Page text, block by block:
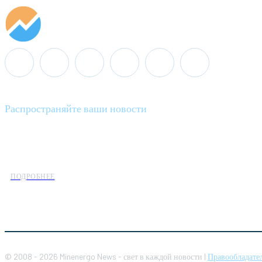
Распространяйте ваши новости
ПОДРОБНЕЕ
© 2008 - 2026 Minenergo News - свет в каждой новости |